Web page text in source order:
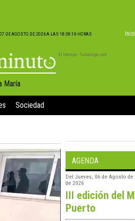
DE AGOSTO DE 2026 A LAS 18:38:16 HORAS
María
El tiempo - Tutiempo.net
Sociedad
AGENDA
Del Jueves, 06 de Agosto de
de 2026
III edición del
Puerto